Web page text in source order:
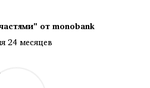
от monobank
24 месяцев